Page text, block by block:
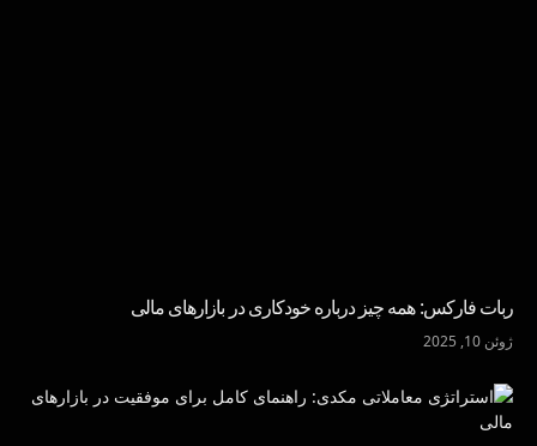
ربات فارکس: همه چیز درباره خودکاری در بازارهای مالی
ژوئن 10, 2025